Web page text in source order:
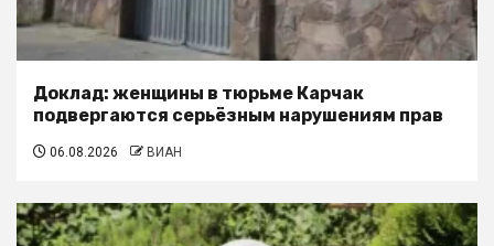
Доклад: женщины в тюрьме Карчак
подвергаются серьёзным нарушениям прав
06.08.2026 ВИАН